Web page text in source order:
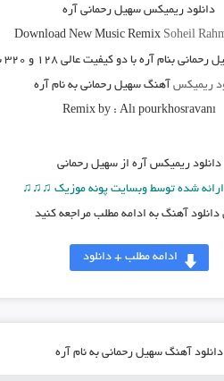
دانلود ریمیکس سهیل رحمانی آره
Download New MusicRemix Soheil
بنام آره با دو کیفیت عالی ۱۲۸ و ۳۲۰ به همراه متن آهنگ
ریمیکس آهنگ سهیل رحمانی به نام آره
Remix by : Alı pourkhosravanı
دانلودریمیکس آره از سهیل رحمانی
شده توسط وبسایت پونه موزیک ♫♫♫
دانلود آهنگ به ادامه مطلب مراجعه کنید
ادامه مطلب + دانلود
دانلود آهنگ سهیل رحمانی به نام آره